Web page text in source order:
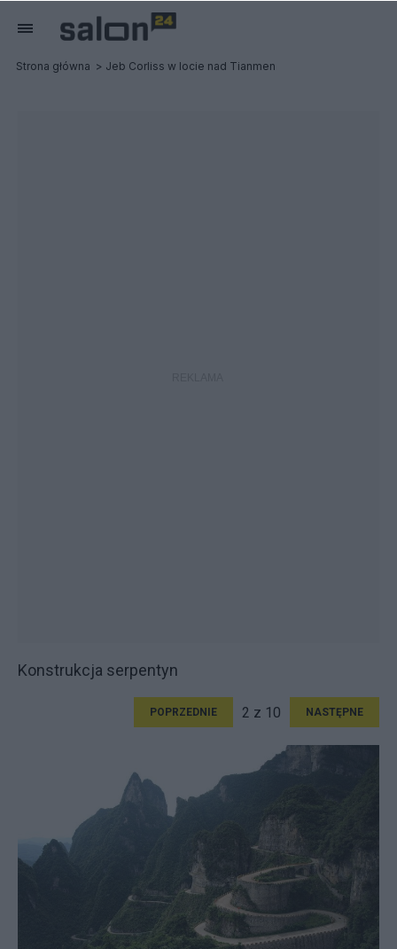
Strona główna Jeb Corliss w locie nad Tianmen
Konstrukcja serpentyn
POPRZEDNIE 2 z 10 NASTĘPNE